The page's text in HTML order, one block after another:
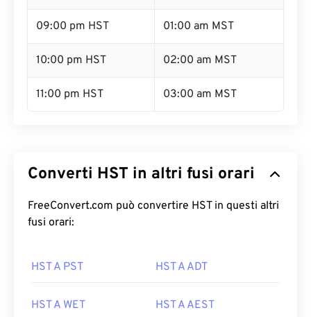
09:00 pm HST 01:00 am MST
10:00 pm HST 02:00 am MST
11:00 pm HST 03:00 am MST
Converti HST in altri fusi orari
FreeConvert.com può convertire HST in questi altri
fusi orari:
HST A PST HST A ADT
HST A WET HST A AEST